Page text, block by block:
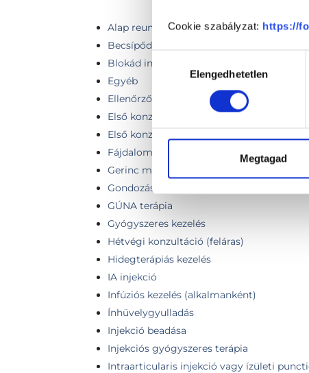
Cookie szabályzat: https://
kiválasztásaElengedhetetlen
Megtagad
Alap reumatológiai szakorvosi vizsgálat
Becsípődés
Blokád injekció sorozatkezelés
Egyéb
Ellenőrző vizsgálat
Első konzultáció, általános vizsgálat
Első konzultáció vizsgálat nélkül
Fájdalomcsillapító / steroidos injekció
Gerinc melletti izomba injekció beadás
Gondozási vizsgálat
GÚNA terápia
Gyógyszeres kezelés
Hétvégi konzultáció (feláras)
Hidegterápiás kezelés
IA injekció
Infúziós kezelés (alkalmanként)
Ínhüvelygyulladás
Injekció beadása
Injekciós gyógyszeres terápia
Intraarticularis injekció vagy ízületi